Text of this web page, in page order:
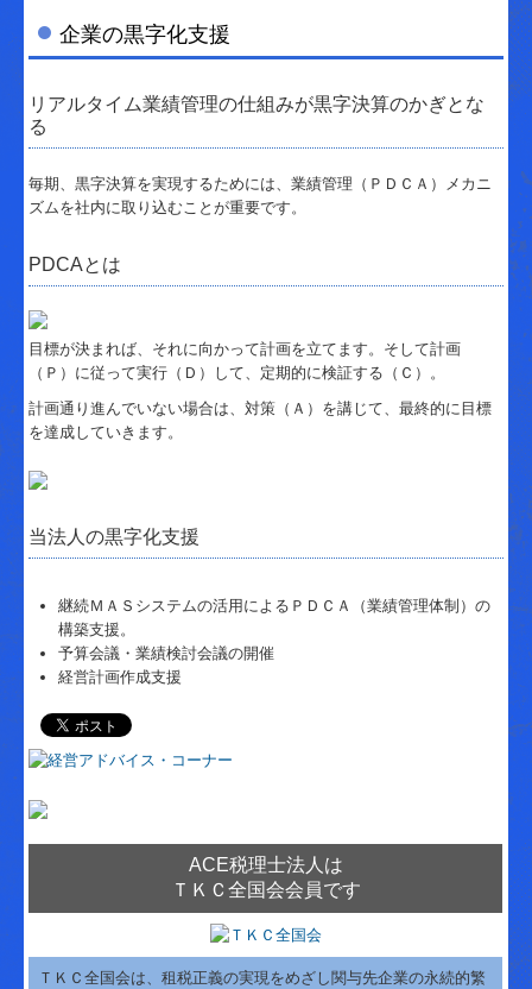
企業の黒字化支援
リアルタイム業績管理の仕組みが黒字決算のかぎとな
る
毎期、黒字決算を実現するためには、業績管理（ＰＤＣＡ）メカニ
ズムを社内に取り込むことが重要です。
PDCAとは
目標が決まれば、それに向かって計画を立てます。そして計画
（Ｐ）に従って実行（Ｄ）して、定期的に検証する（Ｃ）。
計画通り進んでいない場合は、対策（Ａ）を講じて、最終的に目標
を達成していきます。
当法人の黒字化支援
継続ＭＡＳシステムの活用によるＰＤＣＡ（業績管理体制）の
構築支援。
予算会議・業績検討会議の開催
経営計画作成支援
ACE税理士法人は
ＴＫＣ全国会会員です
ＴＫＣ全国会は、租税正義の実現をめざし関与先企業の永続的繁